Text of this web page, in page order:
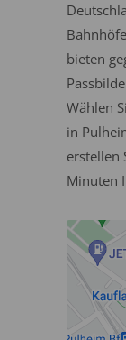
bieten
Wählen
in
erstellen
Minuten